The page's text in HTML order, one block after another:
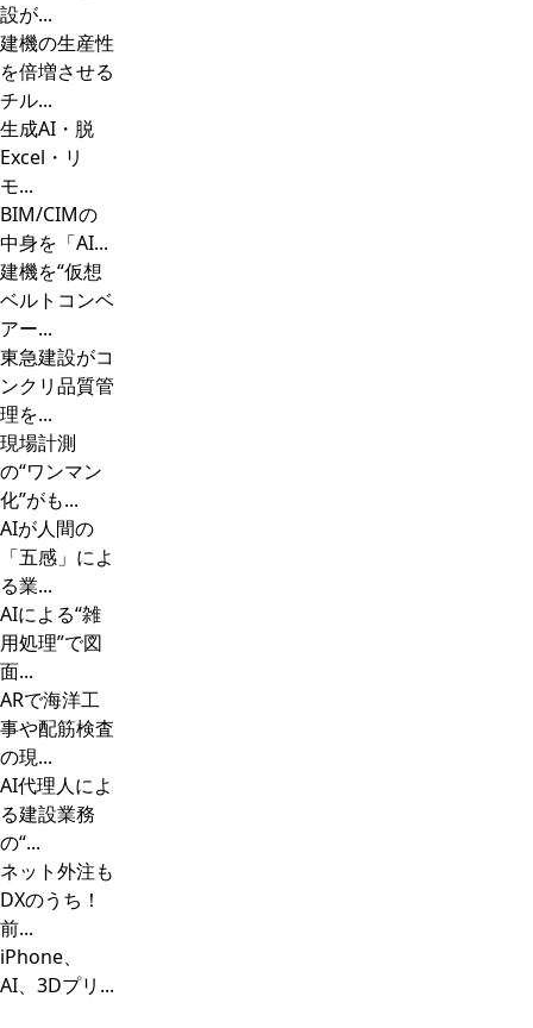
設が...
建機の生産性
を倍増させる
チル...
生成AI・脱
Excel・リ
モ...
BIM/CIMの
中身を「AI...
建機を“仮想
ベルトコンベ
アー...
東急建設がコ
ンクリ品質管
理を...
現場計測
の“ワンマン
化”がも...
AIが人間の
「五感」によ
る業...
AIによる“雑
用処理”で図
面...
ARで海洋工
事や配筋検査
の現...
AI代理人によ
る建設業務
の“...
ネット外注も
DXのうち！
前...
iPhone、
AI、3Dプリ...